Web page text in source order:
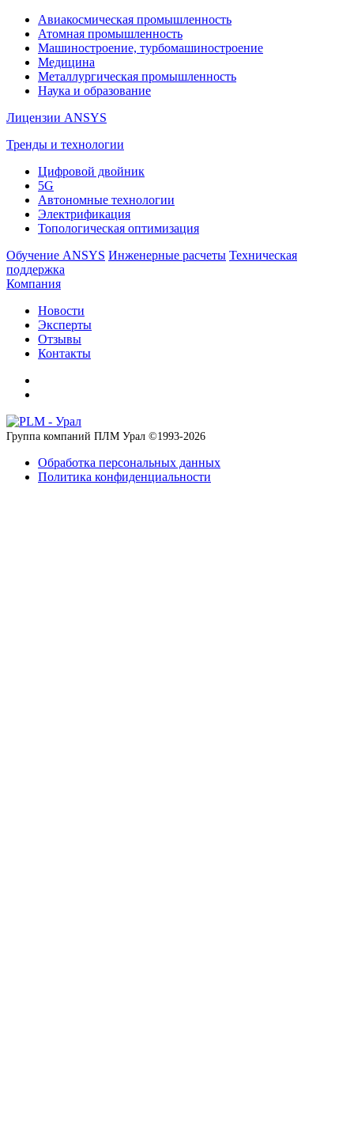
Авиакосмическая промышленность
Атомная промышленность
Машиностроение, турбомашиностроение
Медицина
Металлургическая промышленность
Наука и образование
Лицензии ANSYS
Тренды и технологии
Цифровой двойник
5G
Автономные технологии
Электрификация
Топологическая оптимизация
Обучение ANSYS Инженерные расчеты Техническая
поддержка
Компания
Новости
Эксперты
Отзывы
Контакты
Группа компаний ПЛМ Урал ©1993-2026
Обработка персональных данных
Политика конфиденциальности